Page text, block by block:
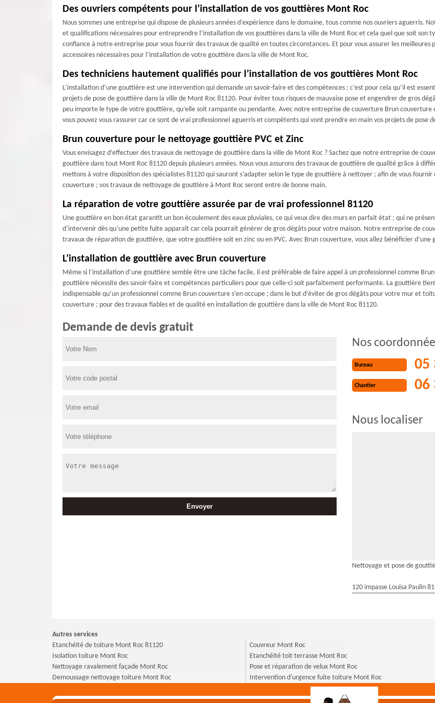
Des ouvriers compétents pour l’installation de vos gouttières Mont Roc
Nous sommes une entreprise qui dispose de plusieurs années d’expérience dans le domaine, tous comme nos ouvriers aguerris.
et qualifications nécessaires pour entreprendre l’installation de vos gouttières dans la ville de Mont Roc et cela quel que soit son
confiance à notre entreprise pour vous fournir des travaux de qualité en toutes circonstances. Et pour vous assurer les meilleures
accessoires nécessaires pour l’installation de votre gouttière dans la ville de Mont Roc.
Des techniciens hautement qualifiés pour l’installation de vos gouttières Mont Roc
L’installation d’une gouttière est une intervention qui demande un savoir-faire et des compétences ; c’est pour cela qu’il est
projets de pose de gouttière dans la ville de Mont Roc 81120. Pour éviter tous risques de mauvaise pose et engendrer de gros
peu importe le type de votre gouttière, qu’elle soit rampante ou pendante. Avec notre entreprise de couverture Brun couverture
vous pouvez vous rassurer car ce sont de vrai professionnel aguerris et compétents qui vont prendre en main vos projets de pose
Brun couverture pour le nettoyage gouttière PVC et Zinc
Vous envisagez d’effectuer des travaux de nettoyage de gouttière dans la ville de Mont Roc ? Sachez que notre entreprise de
gouttière dans tout Mont Roc 81120 depuis plusieurs années. Nous vous assurons des travaux de gouttière de qualité grâce à
mettons à votre disposition des spécialistes 81120 qui sauront s’adapter selon le type de gouttière à nettoyer ; afin de vous
couverture ; vos travaux de nettoyage de gouttière à Mont Roc seront entre de bonne main.
La réparation de votre gouttière assurée par de vrai professionnel 81120
Une gouttière en bon état garantit un bon écoulement des eaux pluviales, ce qui veux dire des murs en parfait état ; qui ne
d’intervenir dès qu’une petite fuite apparaît car cela pourrait générer de gros dégâts pour votre maison. Notre entreprise de
travaux de réparation de gouttière, que votre gouttière soit en zinc ou en PVC. Avec Brun couverture, vous allez bénéficier
L’installation de gouttière avec Brun couverture
Même si l’installation d’une gouttière semble être une tâche facile, il est préférable de faire appel à un professionnel comme
gouttière nécessite des savoir-faire et compétences particuliers pour que celle-ci soit parfaitement performante. La gouttière
indispensable qu’un professionnel comme Brun couverture s’en occupe ; dans le but d’éviter de gros dégâts pour votre mur et
couverture ; pour des travaux fiables et de qualité en installation de gouttière dans la ville de Mont Roc 81120.
Demande de devis gratuit
Nos
Bureau 05
Chantier 06
Nous localiser
Nettoyage et pose de
120 impasse Louisa Paulin
Autres services
Etanchéité de toiture Mont Roc 81120
Isolation toiture Mont Roc
Nettoyage ravalement façade Mont Roc
Demoussage nettoyage toiture Mont Roc
Couvreur Mont Roc
Etanchéité toit terrasse Mont Roc
Pose et réparation de velux Mont Roc
Intervention d'urgence fuite toiture Mont Roc